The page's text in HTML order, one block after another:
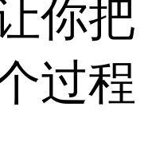
你把
过程